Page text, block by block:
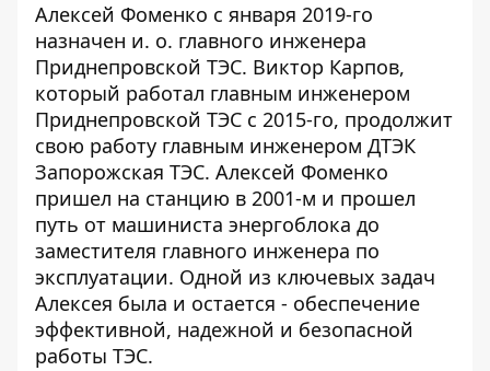
Алексей Фоменко с января 2019-го
назначен и. о. главного инженера
Приднепровской ТЭС. Виктор Карпов,
который работал главным инженером
Приднепровской ТЭС с 2015-го, продолжит
свою работу главным инженером ДТЭК
Запорожская ТЭС. Алексей Фоменко
пришел на станцию в 2001-м и прошел
путь от машиниста энергоблока до
заместителя главного инженера по
эксплуатации. Одной из ключевых задач
Алексея была и остается - обеспечение
эффективной, надежной и безопасной
работы ТЭС.